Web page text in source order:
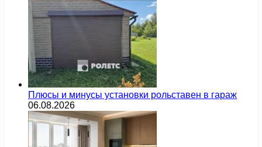
Плюсы и минусы установки рольставен в гараж
06.08.2026